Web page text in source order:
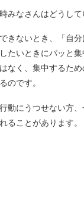
みなさんはどうして
きないとき、「自
たいときにパッと集
なく、集中するた
のです。
動にうつせない方
ることがあります。